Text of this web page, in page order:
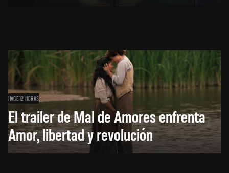
HACE 12 HORAS
El trailer de Mal de Amores enfrenta
Amor, libertad y revolución